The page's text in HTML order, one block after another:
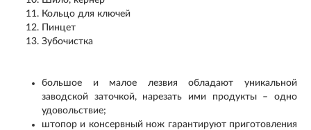
Кольцо для ключей
Пинцет
Зубочистка
большое и малое лезвия обладают уникальной
заводской заточкой, нарезать ими продукты – одно
удовольствие;
штопор и консервный нож гарантируют приготовления